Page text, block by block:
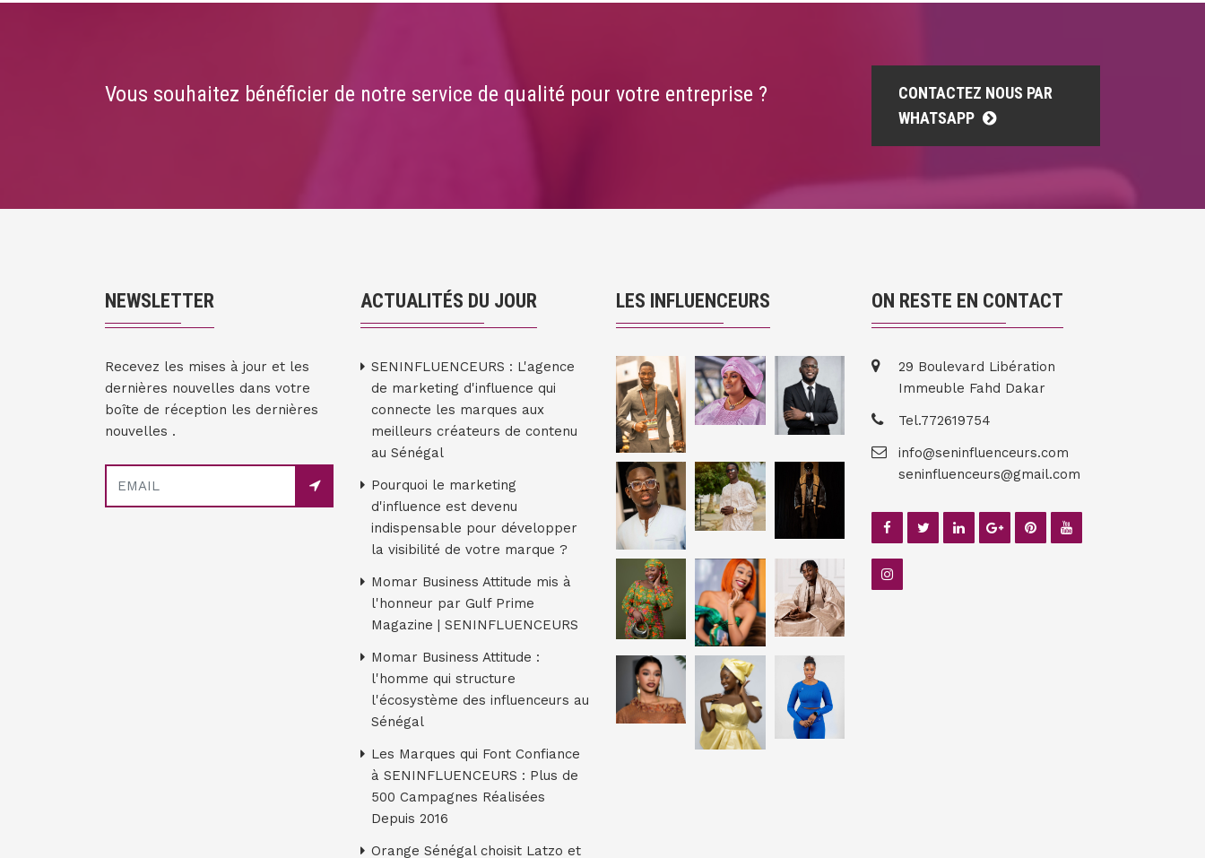
Vous souhaitez bénéficier de notre service de qualité pour votre entreprise ?
CONTACTEZ NOUS PAR
WHATSAPP
NEWSLETTER
Recevez les mises à jour et les
dernières nouvelles dans votre
boîte de réception les dernières
nouvelles .
ACTUALITÉS DU JOUR
SENINFLUENCEURS : L'agence
de marketing d'influence qui
connecte les marques aux
meilleurs créateurs de contenu
au Sénégal
Pourquoi le marketing
d'influence est devenu
indispensable pour développer
la visibilité de votre marque ?
Momar Business Attitude mis à
l'honneur par Gulf Prime
Magazine | SENINFLUENCEURS
Momar Business Attitude :
l'homme qui structure
l'écosystème des influenceurs au
Sénégal
Les Marques qui Font Confiance
à SENINFLUENCEURS : Plus de
500 Campagnes Réalisées
Depuis 2016
Orange Sénégal choisit Latzo et
LES INFLUENCEURS ON RESTE EN CONTACT
29 Boulevard Libération
Immeuble Fahd Dakar
Tel.772619754
info@seninfluenceurs.com
seninfluenceurs@gmail.com